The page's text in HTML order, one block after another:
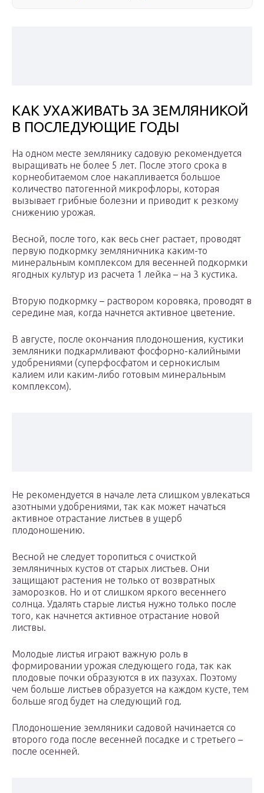
КАК УХАЖИВАТЬ ЗА ЗЕМЛЯНИКОЙ
В ПОСЛЕДУЮЩИЕ ГОДЫ
На одном месте землянику садовую рекомендуется
выращивать не более 5 лет. После этого срока в
корнеобитаемом слое накапливается большое
количество патогенной микрофлоры, которая
вызывает грибные болезни и приводит к резкому
снижению урожая.
Весной, после того, как весь снег растает, проводят
первую подкормку земляничника каким-то
минеральным комплексом для весенней подкормки
ягодных культур из расчета 1 лейка – на 3 кустика.
Вторую подкормку – раствором коровяка, проводят в
середине мая, когда начнется активное цветение.
В августе, после окончания плодоношения, кустики
земляники подкармливают фосфорно-калийными
удобрениями (суперфосфатом и сернокислым
калием или каким-либо готовым минеральным
комплексом).
Не рекомендуется в начале лета слишком увлекаться
азотными удобрениями, так как может начаться
активное отрастание листьев в ущерб
плодоношению.
Весной не следует торопиться с очисткой
земляничных кустов от старых листьев. Они
защищают растения не только от возвратных
заморозков. Но и от слишком яркого весеннего
солнца. Удалять старые листья нужно только после
того, как начнется активное отрастание новой
листвы.
Молодые листья играют важную роль в
формировании урожая следующего года, так как
плодовые почки образуются в их пазухах. Поэтому
чем больше листьев образуется на каждом кусте, тем
больше ягод будет на следующий год.
Плодоношение земляники садовой начинается со
второго года после весенней посадке и с третьего –
после осенней.